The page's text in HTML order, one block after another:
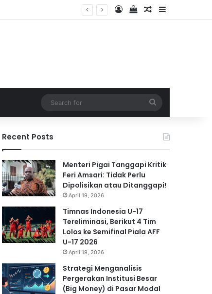
Log InView your
Random Article
Sidebar
for
Recent Posts
Menteri Pigai Tanggapi Kritik
Feri Amsari: Tidak Perlu
Dipolisikan atau Ditanggapi!
April 19, 2026
Timnas Indonesia U-17
Tereliminasi, Berikut 4 Tim
Lolos ke Semifinal Piala AFF
U-17 2026
April 19, 2026
Strategi Menganalisis
Pergerakan Institusi Besar
(Big Money) di Pasar Modal